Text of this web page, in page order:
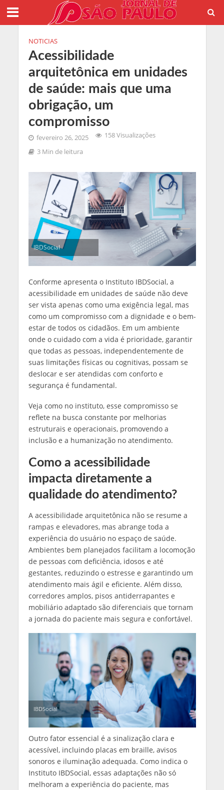
NOTICIAS
Acessibilidade
arquitetônica em unidades
de saúde: mais que uma
obrigação, um
compromisso
fevereiro 26, 2025
158 Visualizações
3 Min de leitura
IBDSocial
Conforme apresenta o Instituto IBDSocial, a
acessibilidade em unidades de saúde não deve
ser vista apenas como uma exigência legal, mas
como um compromisso com a dignidade e o bem-
estar de todos os cidadãos. Em um ambiente
onde o cuidado com a vida é prioridade, garantir
que todas as pessoas, independentemente de
suas limitações físicas ou cognitivas, possam se
deslocar e ser atendidas com conforto e
segurança é fundamental.
Veja como no instituto, esse compromisso se
reflete na busca constante por melhorias
estruturais e operacionais, promovendo a
inclusão e a humanização no atendimento.
Como a acessibilidade
impacta diretamente a
qualidade do atendimento?
A acessibilidade arquitetônica não se resume a
rampas e elevadores, mas abrange toda a
experiência do usuário no espaço de saúde.
Ambientes bem planejados facilitam a locomoção
de pessoas com deficiência, idosos e até
gestantes, reduzindo o estresse e garantindo um
atendimento mais ágil e eficiente. Além disso,
corredores amplos, pisos antiderrapantes e
mobiliário adaptado são diferenciais que tornam
a jornada do paciente mais segura e confortável.
IBDSocial
Outro fator essencial é a sinalização clara e
acessível, incluindo placas em braille, avisos
sonoros e iluminação adequada. Como indica o
Instituto IBDSocial, essas adaptações não só
melhoram a experiência do paciente, mas